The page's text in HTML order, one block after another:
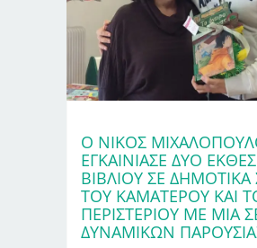
Ο ΝΙΚΟΣ
ΕΓΚΑΙΝΙΑΣΕ ΔΥΟ
ΒΙΒΛΙΟΥ ΣΕ ΔΗΜΟΤΙΚΑ
ΤΟΥ ΚΑΜΑΤΕΡΟΥ ΚΑΙ
ΠΕΡΙΣΤΕΡΙΟΥ ΜΕ ΜΙΑ
ΔΥΝΑΜΙΚΩΝ